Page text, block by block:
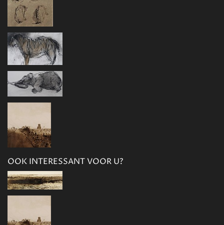
OOK INTERESSANT VOOR U?